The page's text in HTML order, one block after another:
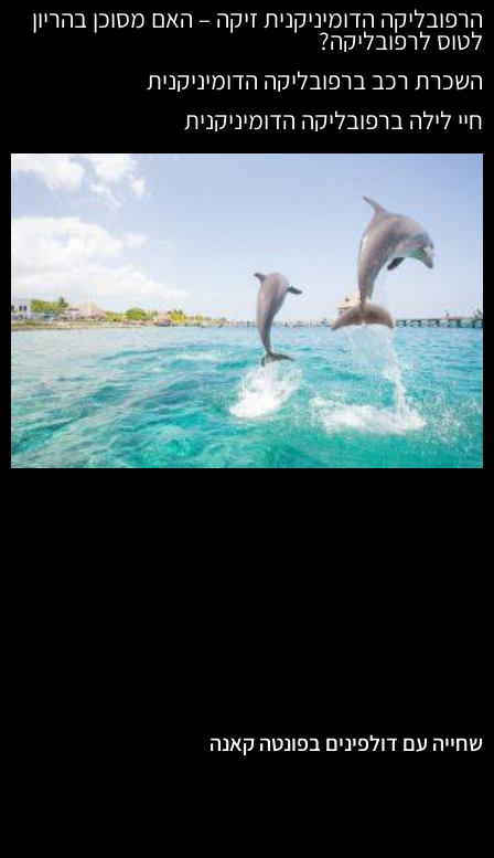
הרפובליקה הדומיניקנית זיקה – האם מסוכן בהריון
לטוס לרפובליקה?
השכרת רכב ברפובליקה הדומיניקנית
חיי לילה ברפובליקה הדומיניקנית
שחייה עם דולפינים בפונטה קאנה